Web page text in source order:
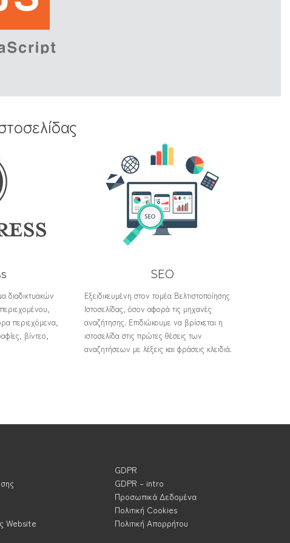
διαδικτυακών
περιεχόμενα,
βίντεο,
SEO
Εξειδικευμένη στον τομέα Βελτιστοποίησης
Ιστοσελίδας, όσον αφορά τις μηχανές
αναζήτησης. Επιδιώκουμε να βρίσκεται η
ιστοσελίδα στις πρώτες θέσεις των
αναζητήσεων με λέξεις και φράσεις κλειδιά.
Website
GDPR
GDPR – intro
Προσωπικά Δεδομένα
Πολιτική Cookies
Πολιτική Απορρήτου